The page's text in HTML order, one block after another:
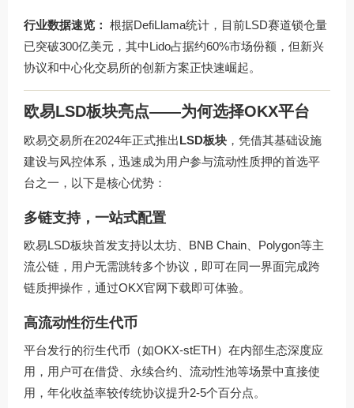
行业数据速览： 根据DefiLlama统计，目前LSD赛道锁仓量
已突破300亿美元，其中Lido占据约60%市场份额，但新兴
协议和中心化交易所的创新方案正快速崛起。
欧易LSD板块亮点——为何选择OKX平台
欧易交易所在2024年正式推出LSD板块 ，凭借其基础设施
建设与风控体系，迅速成为用户参与流动性质押的首选平
台之一，以下是核心优势：
多链支持，一站式配置
欧易LSD板块首发支持以太坊、BNB Chain、Polygon等主
流公链，用户无需跳转多个协议，即可在同一界面完成跨
链质押操作，通过OKX官网下载即可体验。
高流动性衍生代币
平台发行的衍生代币（如OKX-stETH）在内部生态深度应
用，用户可在借贷、永续合约、流动性池等场景中直接使
用，年化收益率较传统协议提升2-5个百分点。